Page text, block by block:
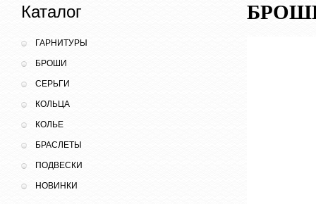
Каталог
ГАРНИТУРЫ
БРОШИ
СЕРЬГИ
КОЛЬЦА
КОЛЬЕ
БРАСЛЕТЫ
ПОДВЕСКИ
НОВИНКИ